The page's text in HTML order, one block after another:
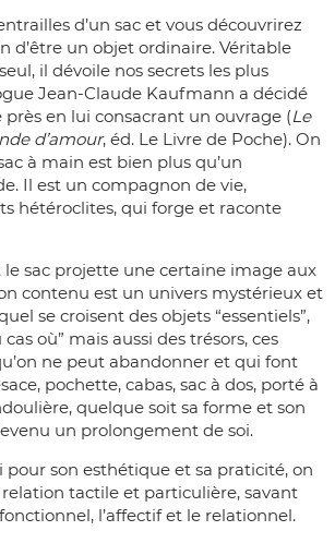
d’un sac et vous découvrirez
d’être un objet ordinaire. Véritable
il dévoile nos secrets les plus
Jean-Claude Kaufmann a décidé
près en lui consacrant un ouvrage (Le
d’amour, éd. Le Livre de Poche). On
à main est bien plus qu’un
Il est un compagnon de vie,
hétéroclites, qui forge et raconte
sac projette une certaine image aux
contenu est un univers mystérieux et
se croisent des objets “essentiels”,
cas où” mais aussi des trésors, ces
ne peut abandonner et qui font
pochette, cabas, sac à dos, porté à
quelque soit sa forme et son
un prolongement de soi.
pour son esthétique et sa praticité, on
tactile et particulière, savant
l’affectif et le relationnel.